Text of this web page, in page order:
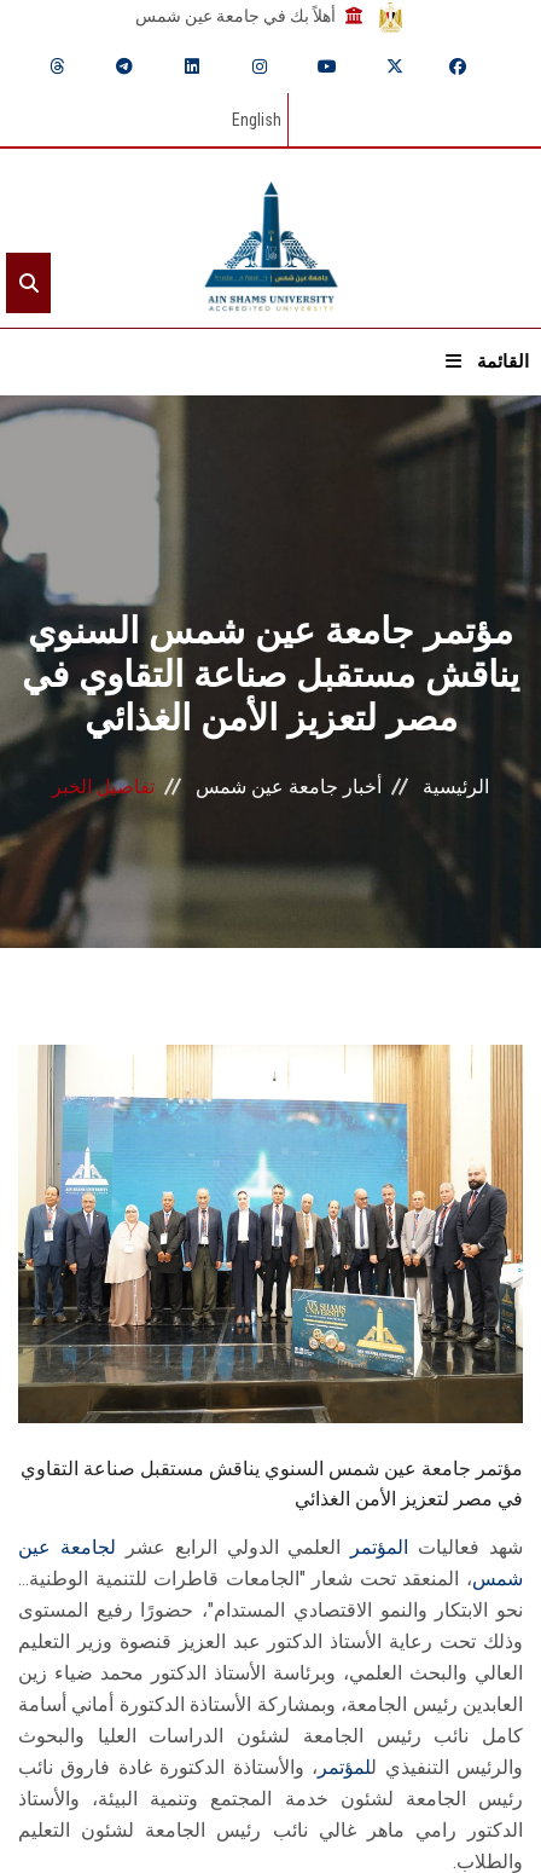
أهلاً بك في جامعة عين شمس
English
القائمة
الرئيسيـة
القطاعـات
الشئون الأكاديمية
البحث العلمي
المراكز والوحدات
الأنظمة الذكية
الطلاب
هيئة التدريس
الدراسات العليا
الخريجين
الموظفون
الزائـرون
مؤتمر جامعة عين شمس السنوي
يناقش مستقبل صناعة التقاوي في
مصر لتعزيز الأمن الغذائي
الرئيسية أخبار جامعة عين شمس تفاصيل الخبر
مؤتمر جامعة عين شمس السنوي يناقش مستقبل صناعة التقاوي
في مصر لتعزيز الأمن الغذائي
شهد فعاليات المؤتمر العلمي الدولي الرابع عشر لجامعة عين
شمس، المنعقد تحت شعار "الجامعات قاطرات للتنمية الوطنية...
نحو الابتكار والنمو الاقتصادي المستدام"، حضورًا رفيع المستوى
وذلك تحت رعاية الأستاذ الدكتور عبد العزيز قنصوة وزير التعليم
العالي والبحث العلمي، وبرئاسة الأستاذ الدكتور محمد ضياء زين
العابدين رئيس الجامعة، وبمشاركة الأستاذة الدكتورة أماني أسامة
كامل نائب رئيس الجامعة لشئون الدراسات العليا والبحوث
والرئيس التنفيذي للمؤتمر ، والأستاذة الدكتورة غادة فاروق نائب
رئيس الجامعة لشئون خدمة المجتمع وتنمية البيئة، والأستاذ
الدكتور رامي ماهر غالي نائب رئيس الجامعة لشئون التعليم
والطلاب.